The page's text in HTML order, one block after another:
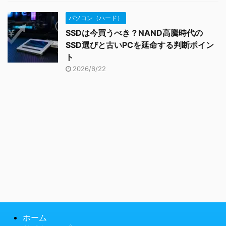
パソコン（ハード）
SSDは今買うべき？NAND高騰時代の
SSD選びと古いPCを延命する判断ポイン
ト
2026/6/22
ホーム